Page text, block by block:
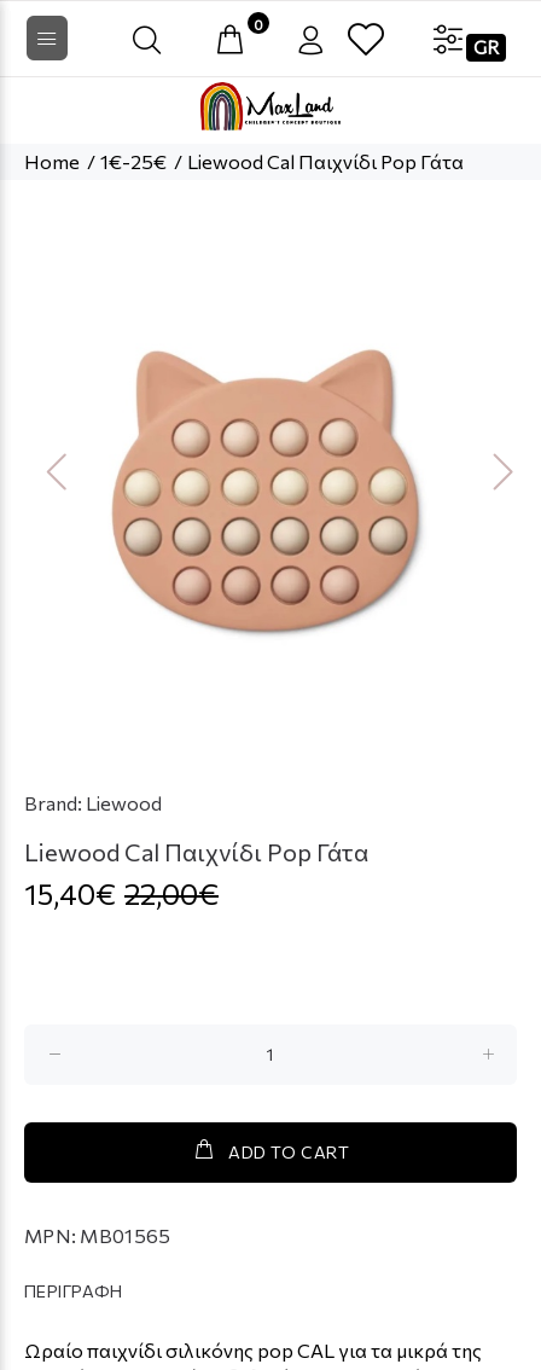
0
GR
Home 1€-25€ Liewood Cal Παιχνίδι Pop Γάτα
Brand: Liewood
Liewood Cal Παιχνίδι Pop Γάτα
15,40€ 22,00€
ADD TO CART
MPN: MB01565
ΠΕΡΙΓΡΑΦΗ
Ωραίο παιχνίδι σιλικόνης pop CAL για τα μικρά της